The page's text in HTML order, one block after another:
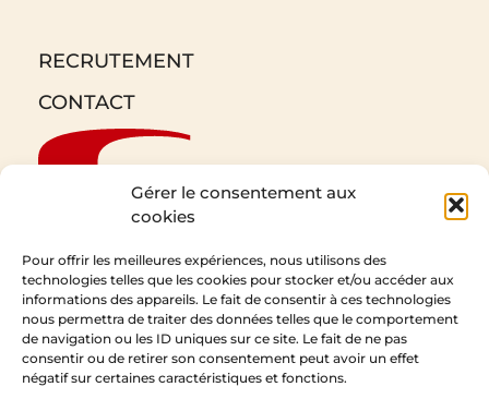
Gérer le consentement aux
cookies
Pour offrir les meilleures expériences, nous utilisons des
technologies telles que les cookies pour stocker et/ou accéder aux
informations des appareils. Le fait de consentir à ces technologies
nous permettra de traiter des données telles que le comportement
de navigation ou les ID uniques sur ce site. Le fait de ne pas
consentir ou de retirer son consentement peut avoir un effet
négatif sur certaines caractéristiques et fonctions.
RECRUTEMENT
CONTACT
CEDAM
1 Rue de l’Expansion
67210 Obernai